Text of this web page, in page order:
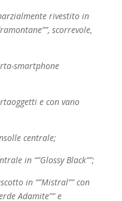
rivestito in
scorrevole,
smartphone
e con vano
centrale;
in “”Glossy Black””;
in “”Mistral”” con
Adamite”” e